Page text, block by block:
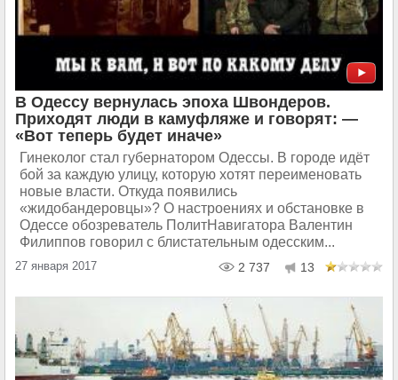
В Одессу вернулась эпоха Швондеров.
Приходят люди в камуфляже и говорят: —
«Вот теперь будет иначе»
Гинеколог стал губернатором Одессы. В городе идёт
бой за каждую улицу, которую хотят переименовать
новые власти. Откуда появились
«жидобандеровцы»? О настроениях и обстановке в
Одессе обозреватель ПолитНавигатора Валентин
Филиппов говорил с блистательным одесским...
27 января 2017 2 737 13